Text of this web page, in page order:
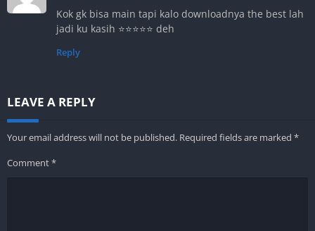
Kok gk bisa main tapi kalo downloadnya the best lah
jadi ku kasih ⭐⭐⭐⭐⭐ deh
Reply
LEAVE A REPLY
Your email address will not be published. Required fields are marked *
Comment*